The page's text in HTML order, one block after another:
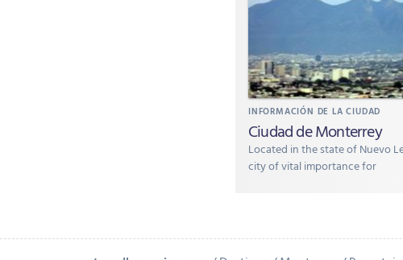
INFORMACIÓN DE LA CIUDAD
Ciudad de Monterrey
Located in the state of Nuevo
city of vital importance for